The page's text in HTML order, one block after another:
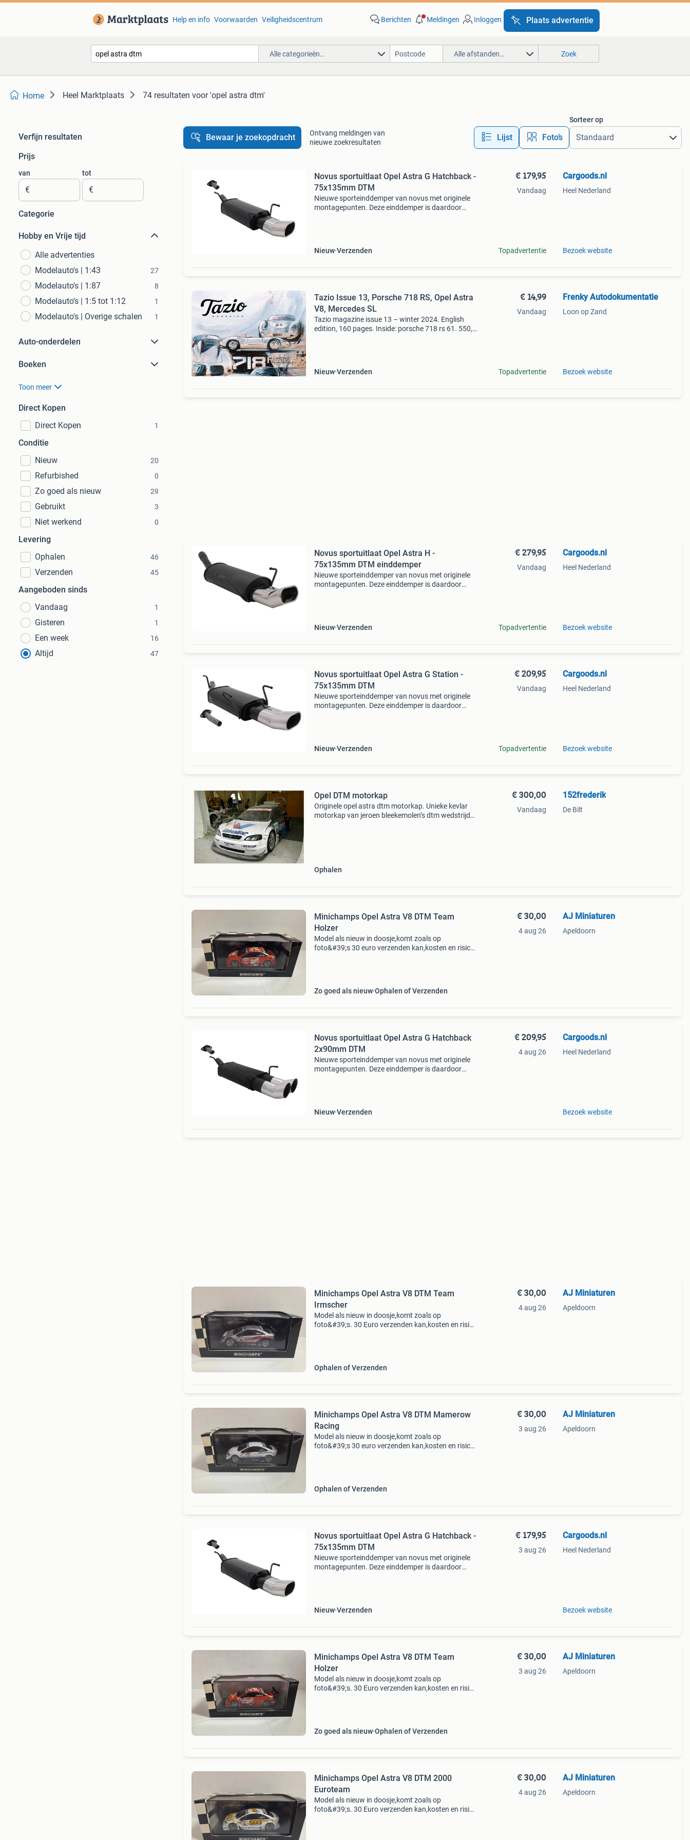
Help en info Voorwaarden Veiligheidscentrum Berichten Meldingen Inloggen Plaats advertentie
Alle categorieën… Alle afstanden… Zoek
Home Heel Marktplaats 74 resultaten voor 'opel astra dtm'
Verfijn resultaten
Prijs
van
€
tot
€
Categorie
Hobby en Vrije tijd
Alle advertenties
Modelauto's | 1:43
27
Modelauto's | 1:87 8
Modelauto's | 1:5 tot 1:12 1
Modelauto's | Overige schalen 1
Auto-onderdelen
Boeken
Toon meer
Direct Kopen
Direct Kopen
1
Conditie
Nieuw
20
Refurbished 0
Zo goed als nieuw 29
Gebruikt 3
Niet werkend 0
Levering
Ophalen
46
Verzenden 45
Aangeboden sinds
Vandaag
1
Gisteren 1
Een week 16
Altijd 47
Bewaar je zoekopdracht
Ontvang meldingen van
nieuwe zoekresultaten
Lijst Foto’s
Sorteer op
Novus sportuitlaat Opel Astra G Hatchback -
75x135mm DTM
Nieuwe sporteinddemper van novus met originele
montagepunten. Deze einddemper is daardoor
Nieuw Verzenden
€ 179,95
Vandaag
Topadvertentie
Cargoods.nl
Heel Nederland
Bezoek website
Tazio Issue 13, Porsche 718 RS, Opel Astra
V8, Mercedes SL
Tazio magazine issue 13 – winter 2024. English
edition, 160 pages. Inside: porsche 718 rs 61. 550,
Nieuw Verzenden
€ 14,99
Vandaag
Topadvertentie
Frenky Autodokumentatie
Loon op Zand
Bezoek website
Novus sportuitlaat Opel Astra H -
75x135mm DTM einddemper
Nieuwe sporteinddemper van novus met originele
montagepunten. Deze einddemper is daardoor
Nieuw Verzenden
€ 279,95
Vandaag
Topadvertentie
Cargoods.nl
Heel Nederland
Bezoek website
Novus sportuitlaat Opel Astra G Station -
75x135mm DTM
Nieuwe sporteinddemper van novus met originele
montagepunten. Deze einddemper is daardoor
Nieuw Verzenden
€ 209,95
Vandaag
Topadvertentie
Cargoods.nl
Heel Nederland
Bezoek website
Opel DTM motorkap
Originele opel astra dtm motorkap. Unieke kevlar
motorkap van jeroen bleekemolen’s dtm wedstrijd
Ophalen
€ 300,00
Vandaag
152frederik
De Bilt
Minichamps Opel Astra V8 DTM Team
Holzer
Model als nieuw in doosje,komt zoals op
foto&#39;s 30 euro verzenden kan,kosten en risico
Zo goed als nieuw Ophalen of Verzenden
€ 30,00
4 aug 26
AJ Miniaturen
Apeldoorn
Novus sportuitlaat Opel Astra G Hatchback
2x90mm DTM
Nieuwe sporteinddemper van novus met originele
montagepunten. Deze einddemper is daardoor
Nieuw Verzenden
€ 209,95
4 aug 26
Cargoods.nl
Heel Nederland
Bezoek website
Minichamps Opel Astra V8 DTM Team
Irmscher
Model als nieuw in doosje,komt zoals op
foto&#39;s. 30 Euro verzenden kan,kosten en risico
Ophalen of Verzenden
€ 30,00
4 aug 26
AJ Miniaturen
Apeldoorn
Minichamps Opel Astra V8 DTM Mamerow
Racing
Model als nieuw in doosje,komt zoals op
foto&#39;s 30 euro verzenden kan,kosten en risico
Ophalen of Verzenden
€ 30,00
3 aug 26
AJ Miniaturen
Apeldoorn
Novus sportuitlaat Opel Astra G Hatchback -
75x135mm DTM
Nieuwe sporteinddemper van novus met originele
montagepunten. Deze einddemper is daardoor
Nieuw Verzenden
€ 179,95
3 aug 26
Cargoods.nl
Heel Nederland
Bezoek website
Minichamps Opel Astra V8 DTM Team
Holzer
Model als nieuw in doosje,komt zoals op
foto&#39;s. 30 Euro verzenden kan,kosten en risico
Zo goed als nieuw Ophalen of Verzenden
€ 30,00
3 aug 26
AJ Miniaturen
Apeldoorn
Minichamps Opel Astra V8 DTM 2000
Euroteam
Model als nieuw in doosje,komt zoals op
foto&#39;s. 30 Euro verzenden kan,kosten en risico
€ 30,00
4 aug 26
AJ Miniaturen
Apeldoorn